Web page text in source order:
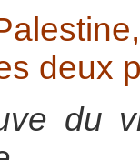
deux
du